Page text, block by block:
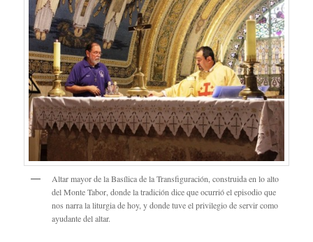
Altar mayor de la Basílica de la Transfiguración, construida en lo alto
del Monte Tabor, donde la tradición dice que ocurrió el episodio que
nos narra la liturgia de hoy, y donde tuve el privilegio de servir como
ayudante del altar.